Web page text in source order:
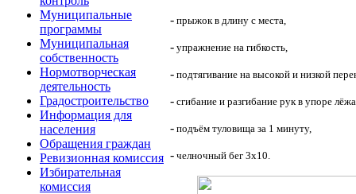
Муниципальные
программы
Муниципальная
собственность
Нормотворческая
деятельность
Градостроительство
Информация для
населения
Обращения граждан
Ревизионная комиссия
Избирательная
комиссия
- прыжок в длину с места,
- упражнение на гибкость,
- подтягивание на высокой и низкой
- сгибание и разгибание рук в упоре
- подъём туловища за 1 минуту,
- челночный бег 3х10.